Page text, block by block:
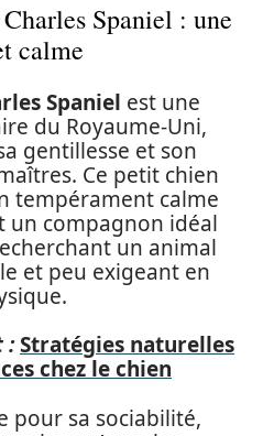
Spaniel : une
calme
Spaniel est une
du Royaume-Uni,
gentillesse et son
Ce petit chien
tempérament calme
un compagnon idéal
un animal
et peu exigeant en
:Stratégies naturelles
chez le chien
pour sa sociabilité,